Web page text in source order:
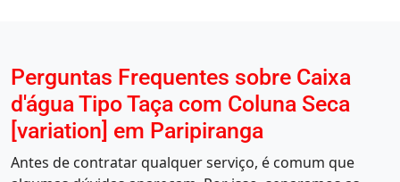
Perguntas Frequentes sobre Caixa
d'água Tipo Taça com Coluna Seca
[variation] em Paripiranga
Antes de contratar qualquer serviço, é comum que